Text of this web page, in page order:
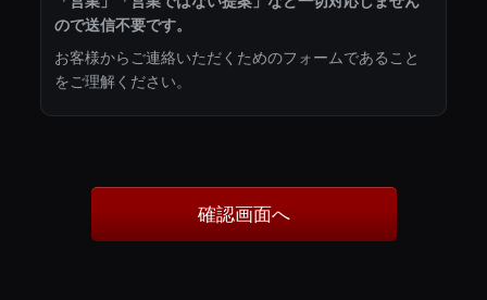
ので送信不要です。
お客様からご連絡いただくためのフォームであること
をご理解ください。
確認画面へ